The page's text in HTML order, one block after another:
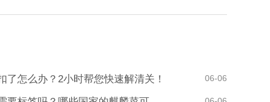
了怎么办？2小时帮您快速解清关！ 06-06